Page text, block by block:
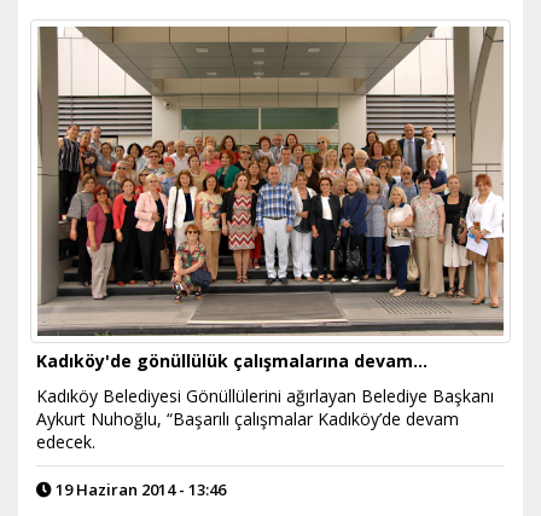
Kadıköy'de gönüllülük çalışmalarına devam…
Kadıköy Belediyesi Gönüllülerini ağırlayan Belediye Başkanı
Aykurt Nuhoğlu, “Başarılı çalışmalar Kadıköy’de devam
edecek.
19 Haziran 2014 - 13:46